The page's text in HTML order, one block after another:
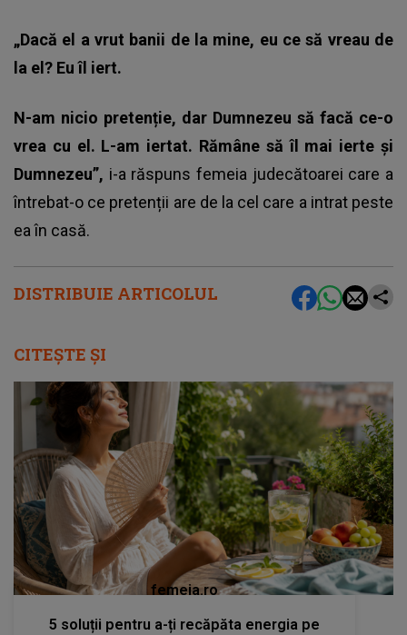
DISTRIBUIE ARTICOLUL
„Dacă el a vrut banii de la mine, eu ce să vreau de
la el? Eu îl iert.
N-am nicio pretenție, dar Dumnezeu să facă ce-o
vrea cu el. L-am iertat. Rămâne să îl mai ierte și
Dumnezeu”, i-a răspuns femeia judecătoarei care a
întrebat-o ce pretenții are de la cel care a intrat peste
ea în casă.
CITEȘTE ȘI
femeia.ro
5 soluții pentru a-ți recăpăta energia pe